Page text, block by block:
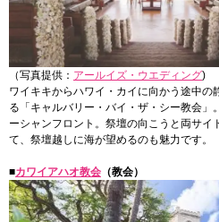
（写真提供： アールイズ・ウエディング)
ワイキキからハワイ・カイに向かう途中
る「キャルバリー・バイ・ザ・シー教会」
ーシャンフロント。祭壇の向こうと両サイ
て、祭壇越しに海が望めるのも魅力です。
■カワイアハオ教会 （教会）